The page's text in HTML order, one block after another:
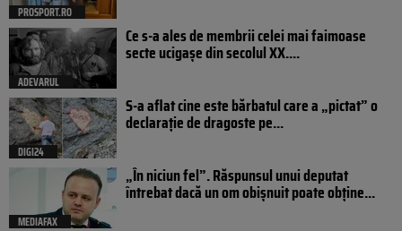
PROSPORT.RO
ADEVARUL
Ce s-a ales de membrii celei mai faimoase
secte ucigașe din secolul XX....
DIGI24
S-a aflat cine este bărbatul care a „pictat” o
declarație de dragoste pe...
MEDIAFAX
„În niciun fel”. Răspunsul unui deputat
întrebat dacă un om obișnuit poate obține...